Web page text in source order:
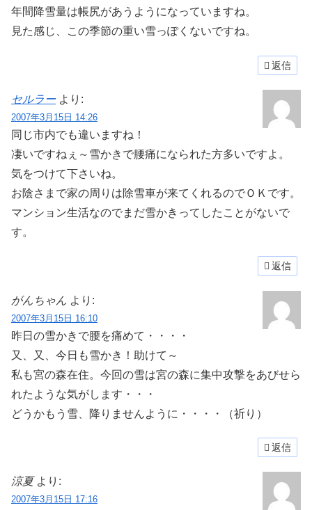
年間降雪量は帳尻があうようになっていますね。
見た感じ、この季節の重い雪っぽくないですね。
返信
セルラー より:
2007年3月15日 14:26
同じ市内でも違いますね！
凄いですねぇ～雪かきで腰痛になられた方多いですよ。
気をつけて下さいね。
お陰さまで家の周りは除雪車が来てくれるのでＯＫです。
マンション生活なのでまだ雪かきってしたことがないで
す。
返信
がんちゃん より:
2007年3月15日 16:10
昨日の雪かきで腰を痛めて・・・・
又、又、今日も雪かき！助けて～
私も宮の森在住。今回の雪は宮の森に集中攻撃をあびせら
れたような気がします・・・
どうかもう雪、降りませんように・・・・（祈り）
返信
涼夏 より:
2007年3月15日 17:16